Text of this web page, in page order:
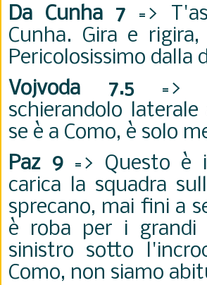
Da Cunha 7 =>
Cunha. Gira e
Pericolosissimo
Vojvoda 7.5=>
schierandolo
se è a Como, è solo
Paz 9 => Questo è
carica la squadra
sprecano, mai fini a
è roba per i grandi
sinistro sotto
Como, non siamo